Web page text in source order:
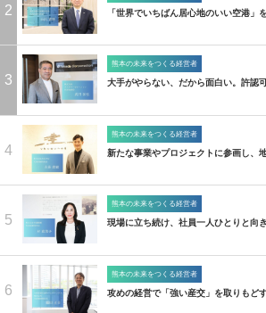
2 「世界でいちばん居心地のいい空港」
3
熊本の未来をつくる経営者
大手がやらない、だから面白い。許認
4
熊本の未来をつくる経営者
新たな事業やプロジェクトに参画し、
5
熊本の未来をつくる経営者
現場に立ち続け、社員一人ひとりと向
6
熊本の未来をつくる経営者
攻めの経営で「強い産交」を取りもど